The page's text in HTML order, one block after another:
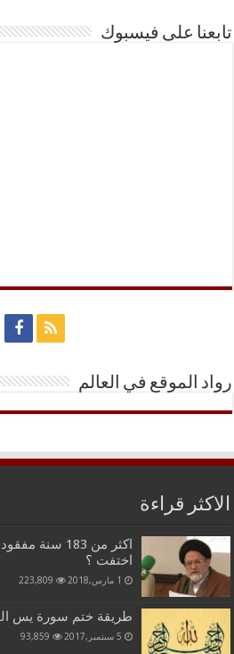
تابعنا على فيسبوك
رواد الموقع في العالم
الاكثر قراءة
اكثر من 183
اختفت ؟
1 مارس,2018 223,809
طريقة ختم سورة يس
5 سبتمبر,2017 93,859